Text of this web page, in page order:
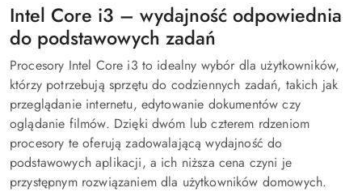
Intel Core i3 – wydajność odpowiednia
do podstawowych zadań
Procesory Intel Core i3 to idealny wybór dla użytkowników,
którzy potrzebują sprzętu do codziennych zadań, takich jak
przeglądanie internetu, edytowanie dokumentów czy
oglądanie filmów. Dzięki dwóm lub czterem rdzeniom
procesory te oferują zadowalającą wydajność do
podstawowych aplikacji, a ich niższa cena czyni je
przystępnym rozwiązaniem dla użytkowników domowych.